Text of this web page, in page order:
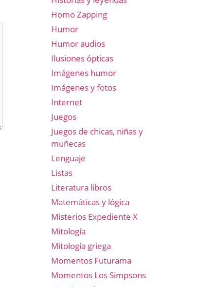
Homo Zapping
Humor
Humor audios
Ilusiones ópticas
Imágenes humor
Imágenes y fotos
Internet
Juegos
Juegos de chicas, niñas y
muñecas
Lenguaje
Listas
Literatura libros
Matemáticas y lógica
Misterios Expediente X
Mitología
Mitología griega
Momentos Futurama
Momentos Los Simpsons